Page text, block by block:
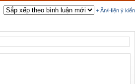
+ Ẩn/Hiện ý kiến